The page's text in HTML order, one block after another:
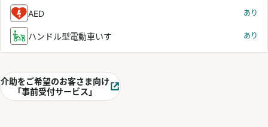
AED あり
ハンドル型電動車いす あり
介助をご希望のお客さま向け
「事前受付サービス」別ウィンドウで開く